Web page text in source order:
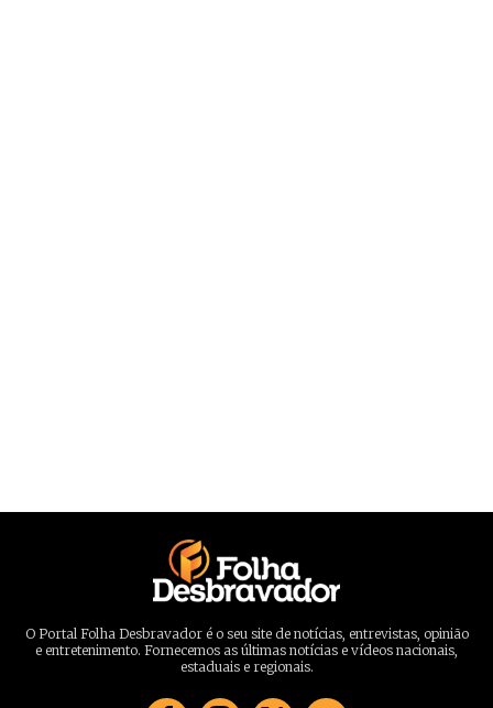
O Portal Folha Desbravador é o seu site de notícias, entrevistas, opinião
e entretenimento. Fornecemos as últimas notícias e vídeos nacionais,
estaduais e regionais.